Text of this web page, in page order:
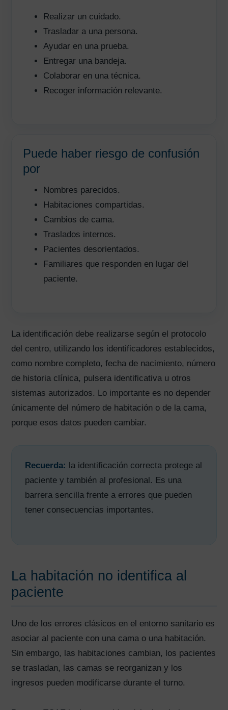
Realizar un cuidado.
Trasladar a una persona.
Ayudar en una prueba.
Entregar una bandeja.
Colaborar en una técnica.
Recoger información relevante.
Puede haber riesgo de confusión
por
Nombres parecidos.
Habitaciones compartidas.
Cambios de cama.
Traslados internos.
Pacientes desorientados.
Familiares que responden en lugar del
paciente.
La identificación debe realizarse según el protocolo
del centro, utilizando los identificadores establecidos,
como nombre completo, fecha de nacimiento, número
de historia clínica, pulsera identificativa u otros
sistemas autorizados. Lo importante es no depender
únicamente del número de habitación o de la cama,
porque esos datos pueden cambiar.
Recuerda:
la identificación correcta protege al
paciente y también al profesional. Es una
barrera sencilla frente a errores que pueden
tener consecuencias importantes.
La habitación no identifica al
paciente
Uno de los errores clásicos en el entorno sanitario es
asociar al paciente con una cama o una habitación.
Sin embargo, las habitaciones cambian, los pacientes
se trasladan, las camas se reorganizan y los
ingresos pueden modificarse durante el turno.